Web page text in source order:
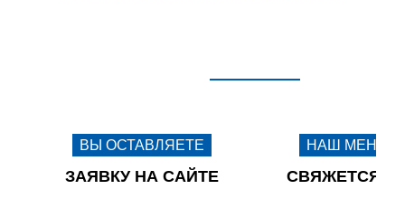
ВЫ ОСТАВЛЯЕТЕ
ЗАЯВКУ НА САЙТЕ
НАШ
СВЯЖЕТСЯ С